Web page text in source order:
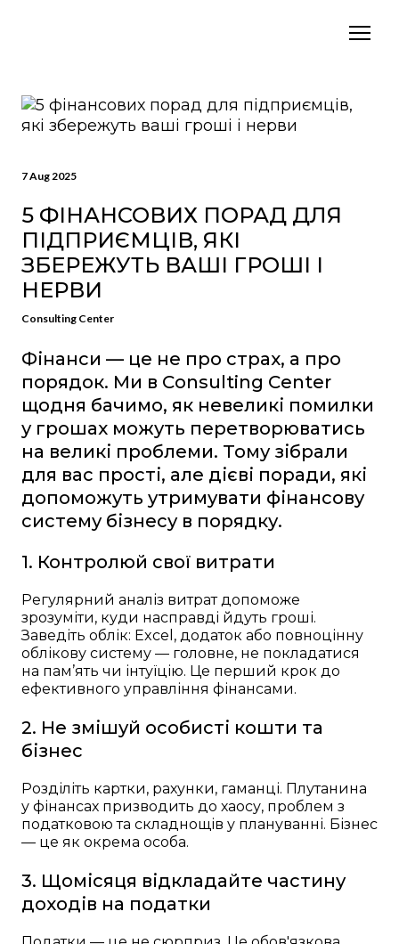
7 Aug 2025
5 ФІНАНСОВИХ ПОРАД ДЛЯ
ПІДПРИЄМЦІВ, ЯКІ
ЗБЕРЕЖУТЬ ВАШІ ГРОШІ І
НЕРВИ
Consulting Center
Фінанси — це не про страх, а про
порядок. Ми в Consulting Center
щодня бачимо, як невеликі помилки
у грошах можуть перетворюватись
на великі проблеми. Тому зібрали
для вас прості, але дієві поради, які
допоможуть утримувати фінансову
систему бізнесу в порядку.
1. Контролюй свої витрати
Регулярний аналіз витрат допоможе
зрозуміти, куди насправді йдуть гроші.
Заведіть облік: Excel, додаток або повноцінну
облікову систему — головне, не покладатися
на пам’ять чи інтуїцію. Це перший крок до
ефективного управління фінансами.
2. Не змішуй особисті кошти та
бізнес
Розділіть картки, рахунки, гаманці. Плутанина
у фінансах призводить до хаосу, проблем з
податковою та складнощів у плануванні. Бізнес
— це як окрема особа.
3. Щомісяця відкладайте частину
доходів на податки